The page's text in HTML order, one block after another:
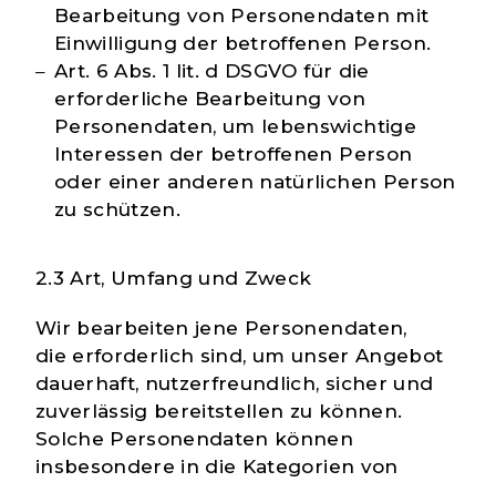
Bearbeitung von Personendaten mit
Einwilligung der betroffenen Person.
Art. 6 Abs. 1 lit. d DSGVO für die
erforderliche Bearbeitung von
Personendaten, um lebenswichtige
Interessen der betroffenen Person
oder einer anderen natürlichen Person
zu schützen.
2.3 Art, Umfang und Zweck
Wir bearbeiten jene Personendaten,
die erforderlich sind, um unser Angebot
dauerhaft, nutzerfreundlich, sicher und
zuverlässig bereitstellen zu können.
Solche Personendaten können
insbesondere in die Kategorien von